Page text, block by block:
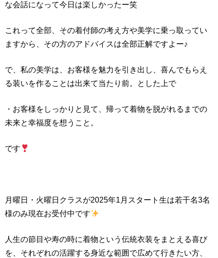
な会話になって今日は楽しかったー笑
これって全部、その着付師の考え方や美学に乗っ取ってい
ますから、その方のアドバイスは全部正解ですよー♪
で、私の美学は、お客様を魅力を引き出し、喜んでもらえ
る装いを作ることは出来て当たり前。とした上で
・お客様をしっかりと見て、帰って着物を脱がれるまでの
未来と幸福度を想うこと。
です
月曜日・火曜日クラスが2025年1月スタート生は若干名3名
様のみ現在お受付中です
人生の節目や寿の時に着物という伝統衣装をまとえる喜び
を、それぞれの活躍する身近な範囲で広めて行きたい方、